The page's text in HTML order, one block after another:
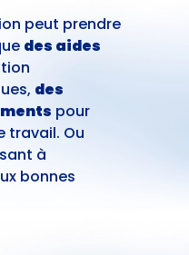
peut prendre
des aides
des
pour
travail. Ou
à
bonnes